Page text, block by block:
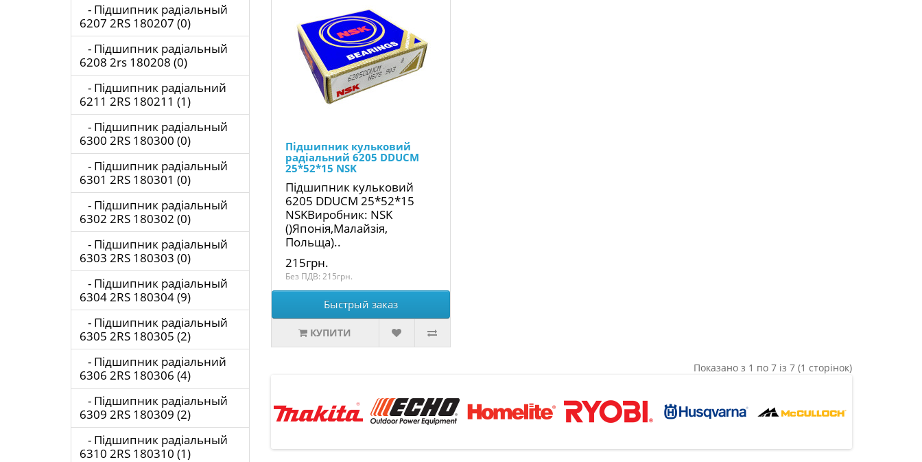
- Підшипник радіальный
6207 2RS 180207 (0)
- Підшипник радіальный
6208 2rs 180208 (0)
- Підшипник радіальний
6211 2RS 180211 (1)
- Підшипник радіальный
6300 2RS 180300 (0)
- Підшипник радіальный
6301 2RS 180301 (0)
- Підшипник радіальный
6302 2RS 180302 (0)
- Підшипник радіальный
6303 2RS 180303 (0)
- Підшипник радіальный
6304 2RS 180304 (9)
- Підшипник радіальный
6305 2RS 180305 (2)
- Підшипник радіальний
6306 2RS 180306 (4)
- Підшипник радіальный
6309 2RS 180309 (2)
- Підшипник радіальный
6310 2RS 180310 (1)
Підшипник кульковий
радіальний 6205 DDUCM
25*52*15 NSK
Підшипник кульковий
6205 DDUCM 25*52*15
NSKВиробник: NSK
()Японія,Малайзія,
Польща)..
215грн.
Без ПДВ: 215грн.
Быстрый заказ
КУПИТИ
Показано з 1 по 7 із 7 (1 сторінок)